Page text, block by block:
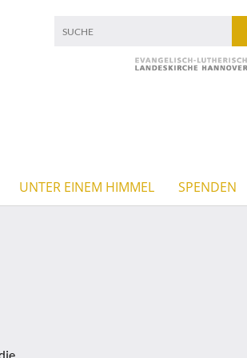
UNTER EINEM HIMMEL SPENDEN